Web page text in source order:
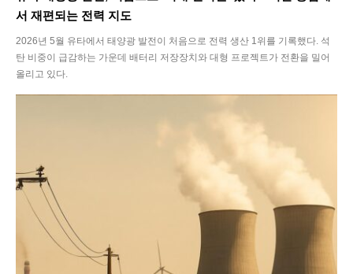
서 재편되는 전력 지도
2026년 5월 유타에서 태양광 발전이 처음으로 전력 생산 1위를 기록했다. 석
탄 비중이 급감하는 가운데 배터리 저장장치와 대형 프로젝트가 전환을 밀어
올리고 있다.